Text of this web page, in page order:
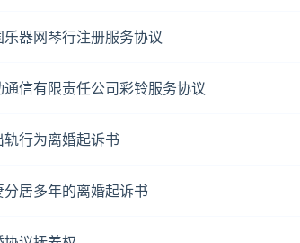
乐器网琴行注册服务协议
通信有限责任公司彩铃服务协议
轨行为离婚起诉书
分居多年的离婚起诉书